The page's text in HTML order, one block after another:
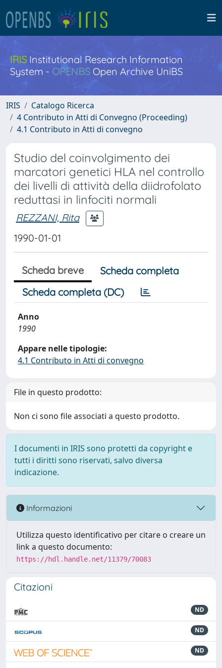
IRISInstitutional Research Information
System - OPENBS Open Archive UniBS
IRIS
Catalogo Ricerca
4 Contributo in Atti di Convegno (Proceeding)
4.1 Contributo in Atti di convegno
Studio del coinvolgimento dei
marcatori genetici HLA nel controllo
dei livelli di attività della diidrofolato
reduttasi in linfociti normali
REZZANI, Rita
1990-01-01
Scheda breve
Scheda completa
Scheda completa (DC)
Anno
1990
Appare nelle tipologie:
4.1 Contributo in Atti di convegno
File in questo prodotto:
Non ci sono file associati a questo prodotto.
I documenti in IRIS sono protetti da copyright e
tutti i diritti sono riservati, salvo diversa
indicazione.
Informazioni
Utilizza questo identificativo per citare o creare un
link a questo documento:
https://hdl.handle.net/11379/70083
Citazioni
ND
ND
ND